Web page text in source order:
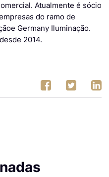
Atualmente é sócio
do ramo de
Germany Iluminação.
2014.